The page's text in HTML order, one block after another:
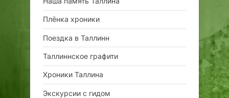
Плёнка хроники
Поездка в Таллинн
Таллиннское графити
Хроники Таллина
Экскурсии с гидом